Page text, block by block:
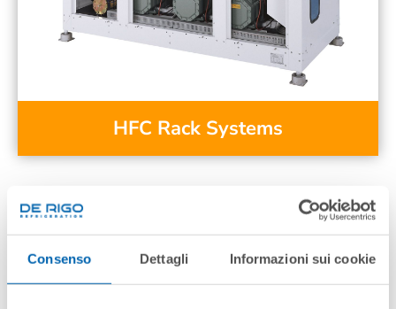
Consenso Dettagli Informazioni sui cookie
HFC Rack Systems